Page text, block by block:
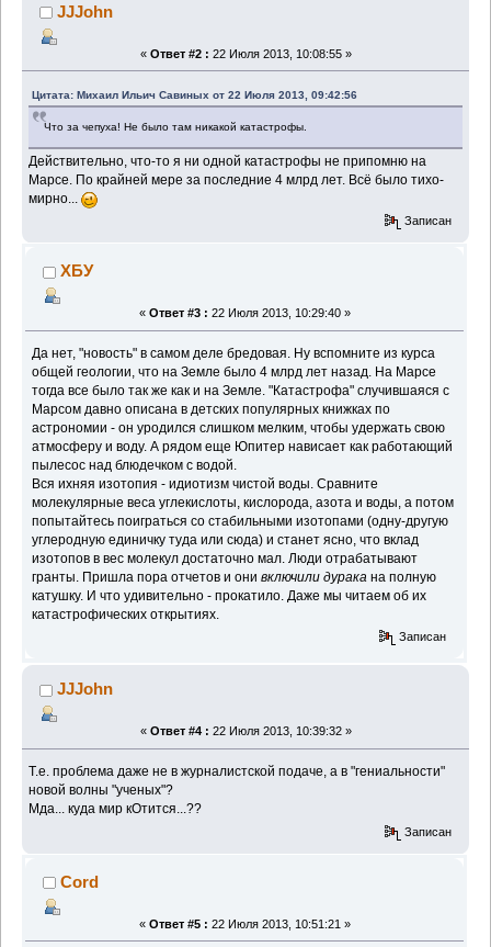
JJJohn
« Ответ #2 : 22 Июля 2013, 10:08:55 »
Цитата: Михаил Ильич Савиных от 22 Июля 2013, 09:42:56
Что за чепуха! Не было там никакой катастрофы.
Действительно, что-то я ни одной катастрофы не припомню на
Марсе. По крайней мере за последние 4 млрд лет. Всё было тихо-
мирно...
Записан
ХБУ
« Ответ #3 : 22 Июля 2013, 10:29:40 »
Да нет, "новость" в самом деле бредовая. Ну вспомните из курса
общей геологии, что на Земле было 4 млрд лет назад. На Марсе
тогда все было так же как и на Земле. "Катастрофа" случившаяся с
Марсом давно описана в детских популярных книжках по
астрономии - он уродился слишком мелким, чтобы удержать свою
атмосферу и воду. А рядом еще Юпитер нависает как работающий
пылесос над блюдечком с водой.
Вся ихняя изотопия - идиотизм чистой воды. Сравните
молекулярные веса углекислоты, кислорода, азота и воды, а потом
попытайтесь поиграться со стабильными изотопами (одну-другую
углеродную единичку туда или сюда) и станет ясно, что вклад
изотопов в вес молекул достаточно мал. Люди отрабатывают
гранты. Пришла пора отчетов и онивключили дурака на полную
катушку. И что удивительно - прокатило. Даже мы читаем об их
катастрофических открытиях.
Записан
JJJohn
« Ответ #4 : 22 Июля 2013, 10:39:32 »
Т.е. проблема даже не в журналистской подаче, а в "гениальности"
новой волны "ученых"?
Мда... куда мир кОтится...??
Записан
Cord
« Ответ #5 : 22 Июля 2013, 10:51:21 »